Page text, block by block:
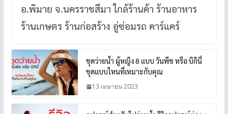
อ.พิมาย จ.นครราชสีมา ใกล้ร้านค้า ร้านอาหาร
ร้านเกษตร ร้านก่อสร้าง อู่ซ่อมรถ คาร์แคร์
ชุดว่ายน้ำ ผู้หญิง 8 แบบ วันพีช หรือ บิกินี่
ชุดแบบไหนที่เหมาะกับคุณ
13 เมษายน 2023